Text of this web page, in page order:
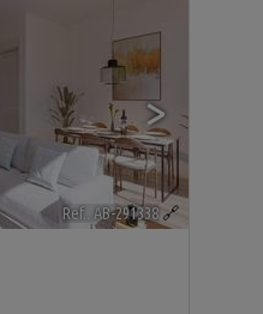
>
Ref.. AB-291338 🔗